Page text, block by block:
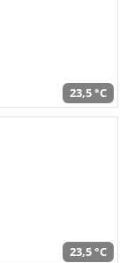
23,5 °C
23,5 °C